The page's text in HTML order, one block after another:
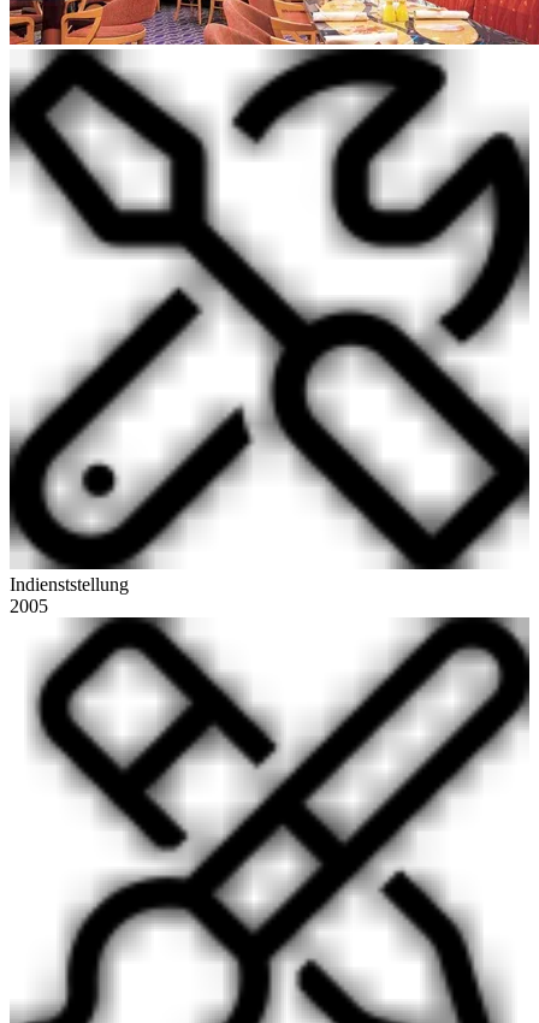
Indienststellung
2005